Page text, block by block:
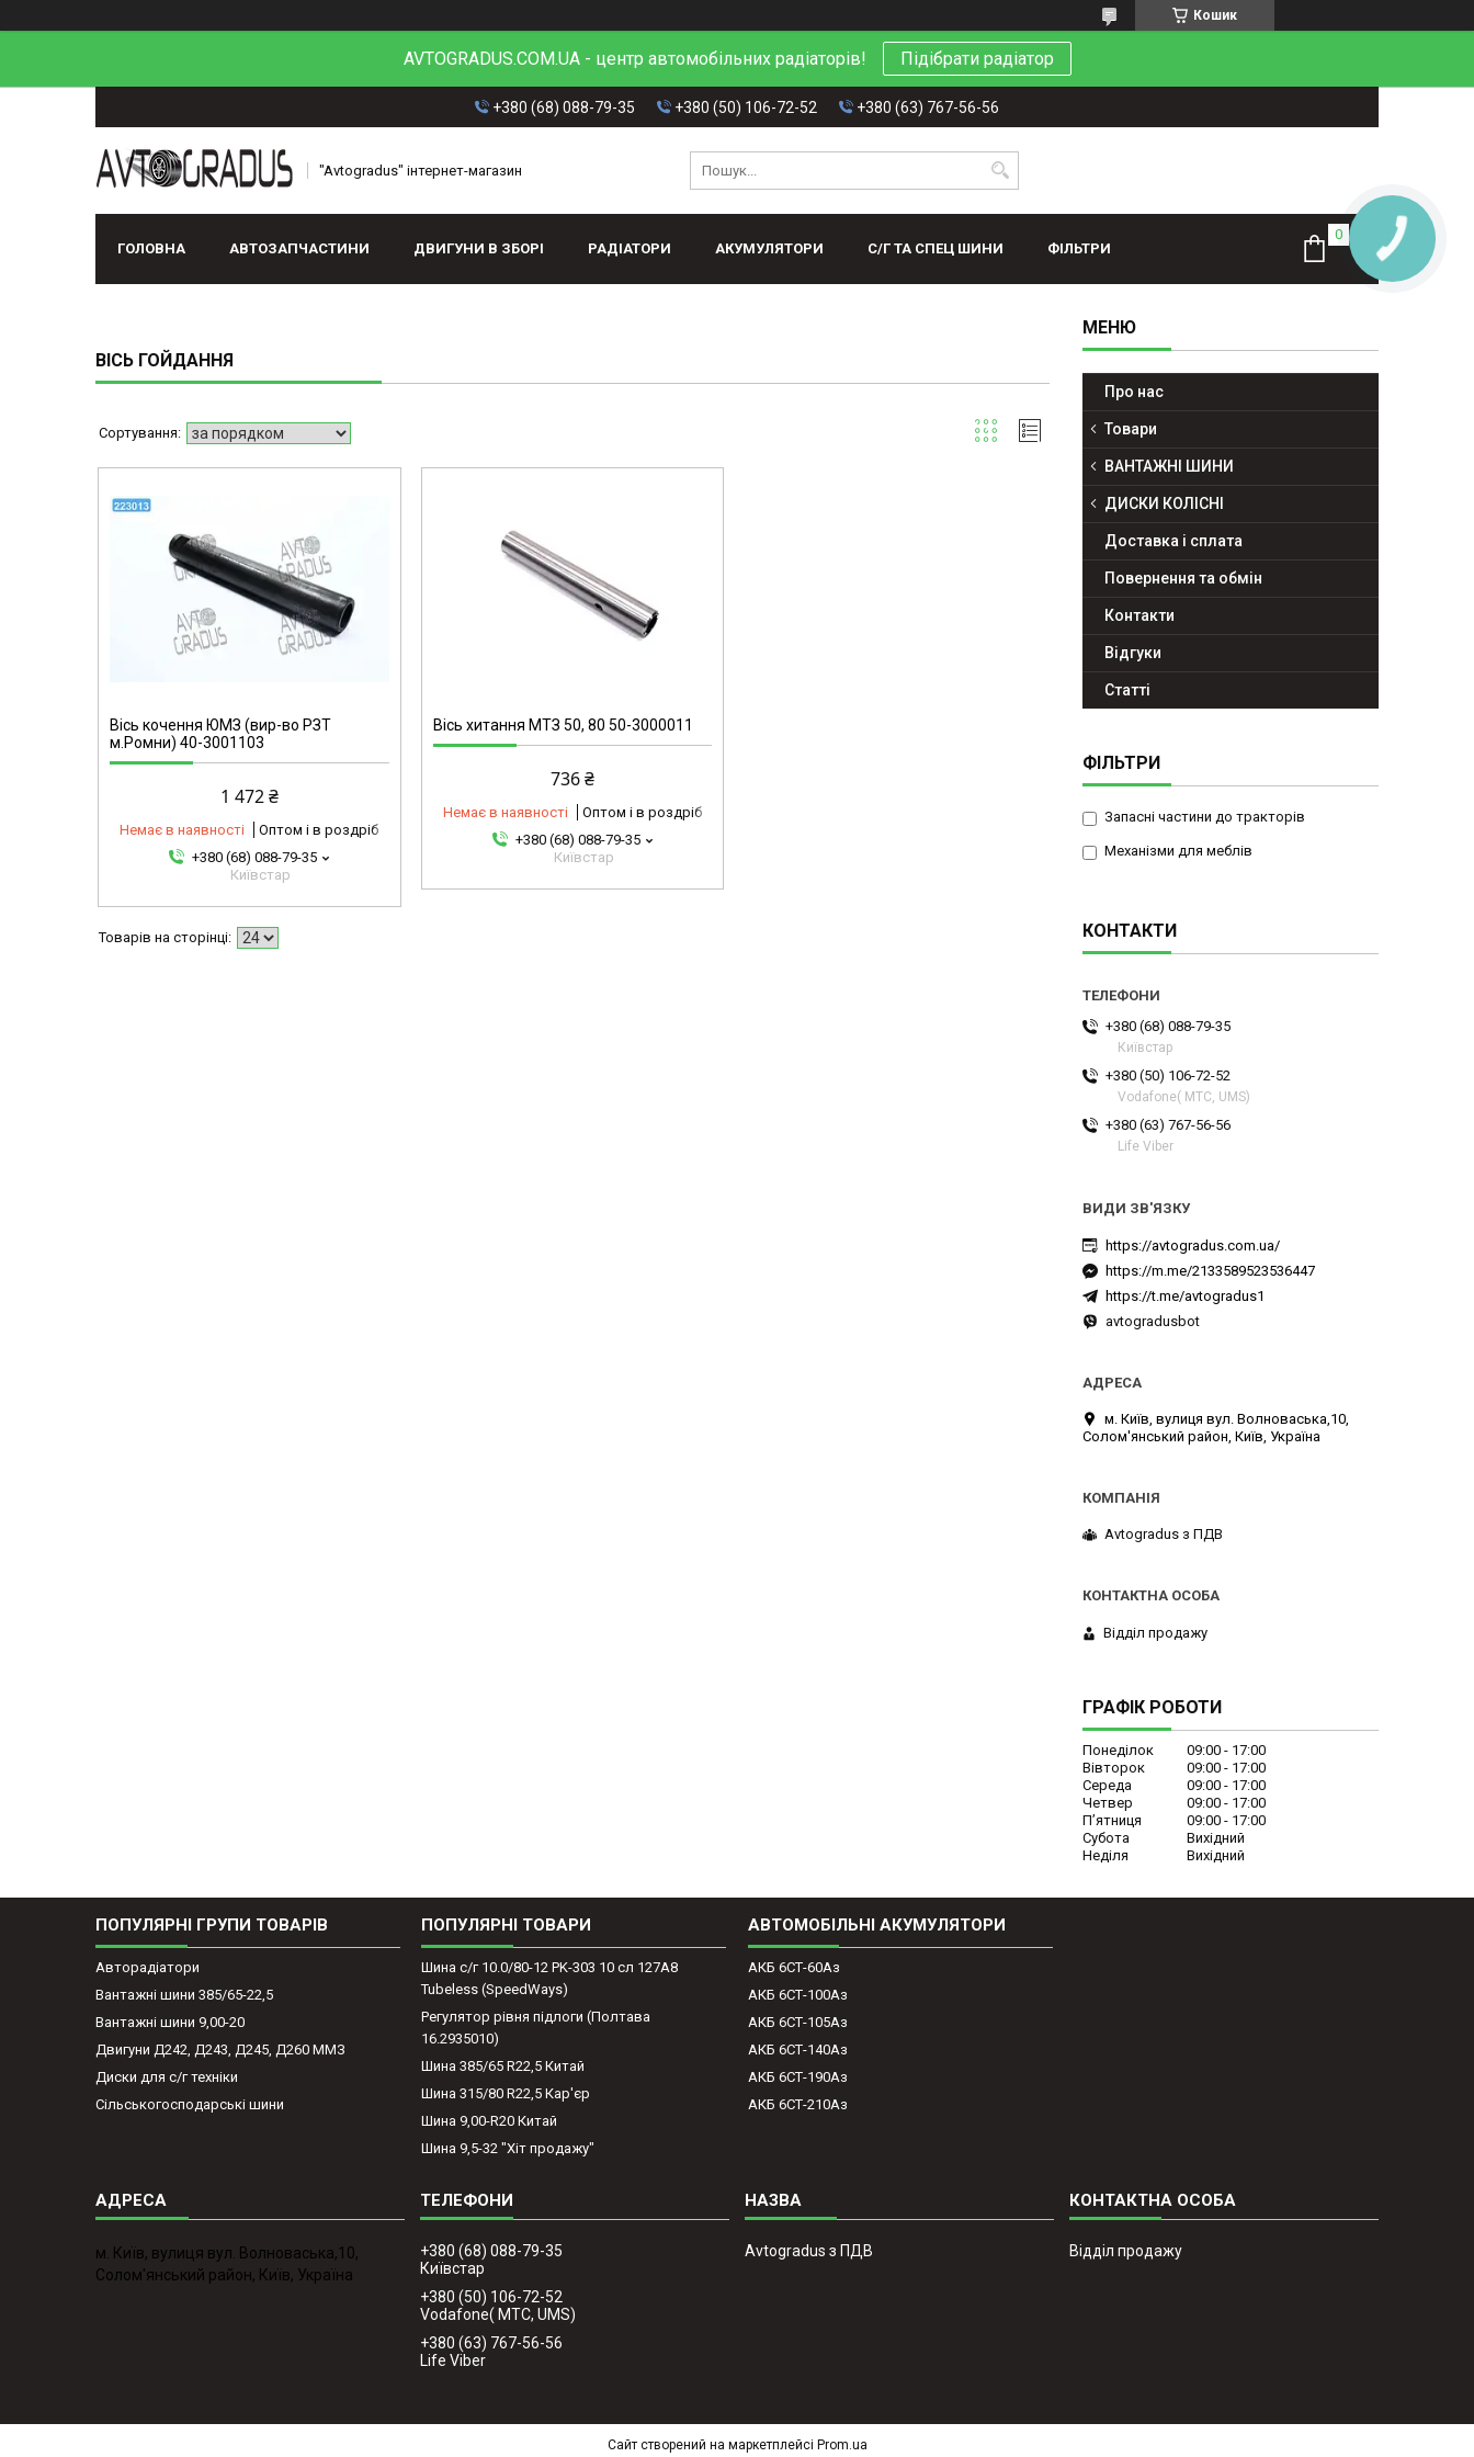
Кошик
AVTOGRADUS.COM.UA - центр автомобільних радіаторів! Підібрати радіатор
+380 (68) 088-79-35 +380 (50) 106-72-52 +380 (63) 767-56-56
"Avtogradus" інтернет-магазин
ГОЛОВНА АВТОЗАПЧАСТИНИ ДВИГУНИ В ЗБОРІ РАДІАТОРИ АКУМУЛЯТОРИ С/Г ТА СПЕЦ ШИНИ ФІЛЬТРИ
ВІСЬ ГОЙДАННЯ
Вісь кочення ЮМЗ (вир-во РЗТ
м.Ромни) 40-3001103
1 472 ₴
Немає в наявності
Оптом і в роздріб
+380 (68) 088-79-35
Київстар
2330866931-omg
Вісь хитання МТЗ 50, 80 50-3000011
736 ₴
Немає в наявності
Оптом і в роздріб
+380 (68) 088-79-35
Київстар
Про нас
Товари
ВАНТАЖНІ ШИНИ
ДИСКИ КОЛІСНІ
Доставка і сплата
Повернення та обмін
Контакти
Відгуки
Статті
ФІЛЬТРИ
Запасні частини до тракторів
Механізми для меблів
КОНТАКТИ
+380 (68) 088-79-35
Київстар
+380 (50) 106-72-52
Vodafone( МТС, UMS)
+380 (63) 767-56-56
Life Viber
https://avtogradus.com.ua/
https://m.me/2133589523536447
https://t.me/avtogradus1
avtogradusbot
м. Київ, вулиця вул. Волноваська,10,
Солом'янський район, Київ, Україна
Avtogradus з ПДВ
Відділ продажу
ГРАФІК РОБОТИ
Понеділок 09:00
17:00
Вівторок
09:00
17:00
Середа
09:00
17:00
Четвер
09:00
17:00
Пʼятниця
09:00
17:00
Субота
Вихідний
Неділя
Вихідний
ПОПУЛЯРНІ ГРУПИ ТОВАРІВ
Авторадіатори
Вантажні шини 385/65-22,5
Вантажні шини 9,00-20
Двигуни Д242, Д243, Д245, Д260 ММЗ
Диски для с/г техніки
Сільськогосподарські шини
ПОПУЛЯРНІ ТОВАРИ
Шина с/г 10.0/80-12 PK-303 10 сл 127A8
Tubeless (SpeedWays)
Регулятор рівня підлоги (Полтава
16.2935010)
Шина 385/65 R22,5 Китай
Шина 315/80 R22,5 Кар'єр
Шина 9,00-R20 Китай
Шина 9,5-32 "Хіт продажу"
АВТОМОБІЛЬНІ АКУМУЛЯТОРИ
АКБ 6СТ-60Аз
АКБ 6СТ-100Аз
АКБ 6СТ-105Аз
АКБ 6СТ-140Аз
АКБ 6СТ-190Аз
АКБ 6СТ-210Аз
м. Київ, вулиця вул. Волноваська,10,
Солом'янський район, Київ, Україна
+380 (68) 088-79-35
Київстар
+380 (50) 106-72-52
Vodafone( МТС, UMS)
+380 (63) 767-56-56
Life Viber
Avtogradus з ПДВ Відділ продажу
Сайт створений на маркетплейсі Prom.ua
КНОПКА
ЗВ'ЯЗКУ